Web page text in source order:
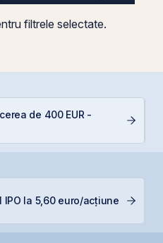
filtrele selectate.
de 400 EUR -
la 5,60 euro/acțiune